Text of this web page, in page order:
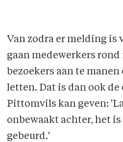
Van zodra er melding is
gaan medewerkers rond
bezoekers aan te
letten. Dat is dan ook
Pittomvils kan geven:
onbewaakt achter, het
gebeurd.'